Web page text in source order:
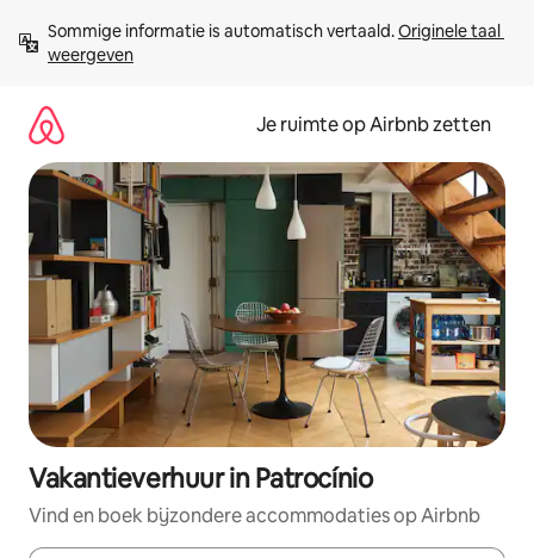
direct
naar
Sommige informatie is automatisch vertaald. Originele taal
weergeven
Je ruimte op Airbnb zetten
Vakantieverhuur in Patrocínio
Vind en boek bijzondere accommodaties op Airbnb